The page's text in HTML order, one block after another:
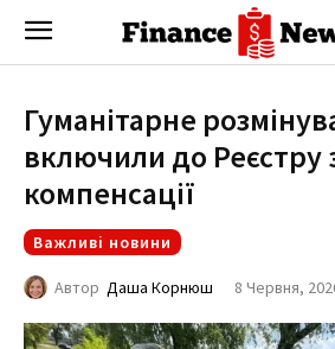
Гуманітарне
включили до Реєстру
компенсації
Важливі новини
Автор Даша Корнюш 8 Червня,